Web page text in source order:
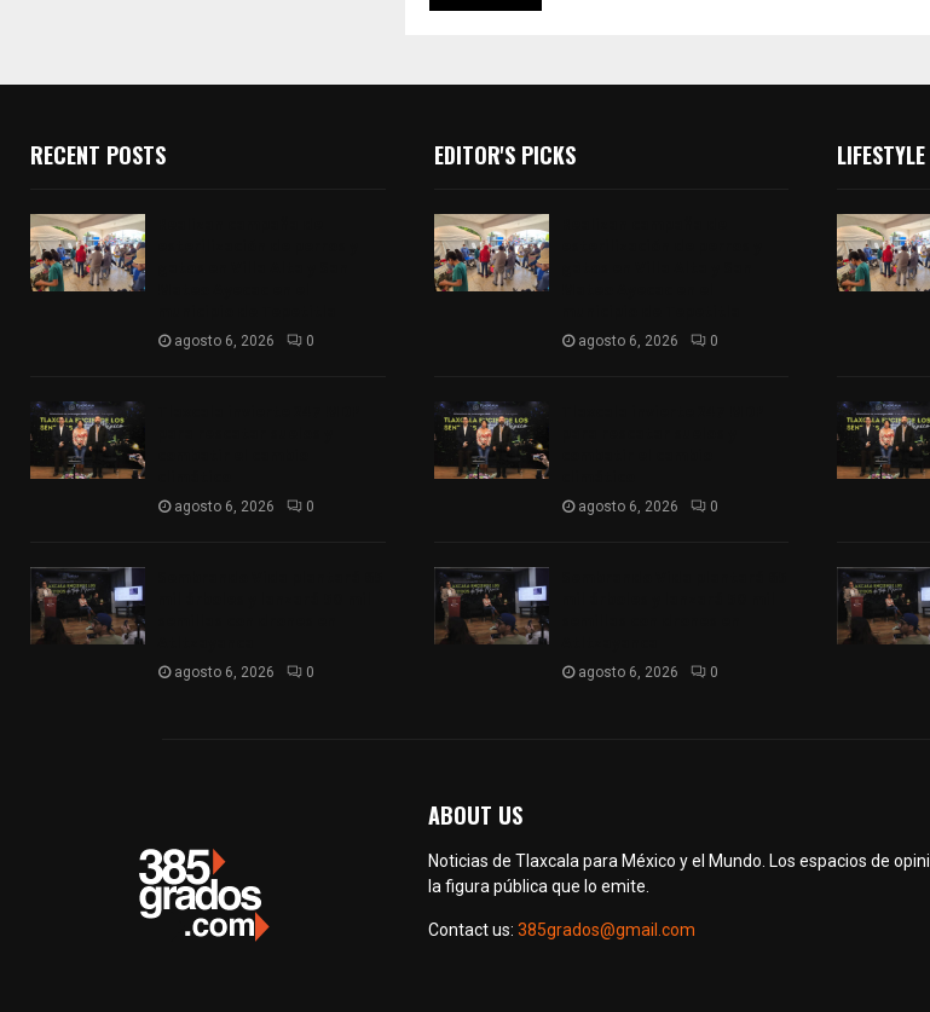
RECENT POSTS
agosto 6, 2026 0
agosto 6, 2026 0
agosto 6, 2026 0
EDITOR'S PICKS
agosto 6, 2026 0
agosto 6, 2026 0
agosto 6, 2026 0
LIFESTYLE
ABOUT US
Noticias de Tlaxcala para México y el Mundo. Los espacios de
la figura pública que lo emite.
Contact us: 385grados@gmail.com